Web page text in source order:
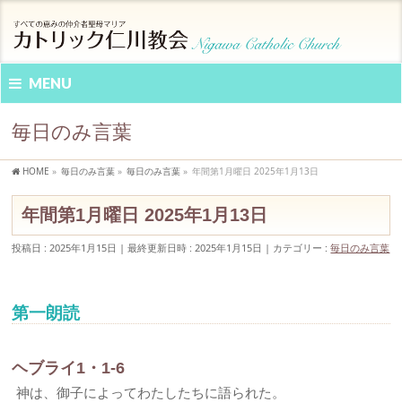
MENU
毎日のみ言葉
HOME » 毎日のみ言葉 » 毎日のみ言葉 » 年間第1月曜日 2025年1月13日
年間第1月曜日 2025年1月13日
投稿日 : 2025年1月15日 最終更新日時 : 2025年1月15日 カテゴリー :毎日のみ言葉
第一朗読
ヘブライ1・1-6
神は、御子によってわたしたちに語られた。